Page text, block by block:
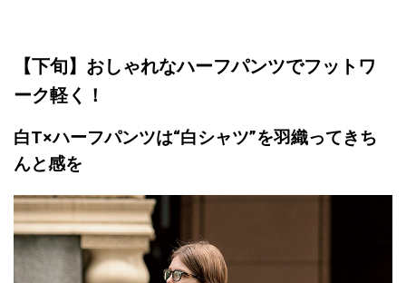
【下旬】おしゃれなハーフパンツでフットワ
ーク軽く！
白T×ハーフパンツは“白シャツ”を羽織ってきち
んと感を